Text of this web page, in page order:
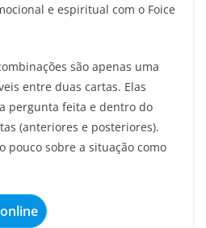
e espiritual com o Foice
são apenas uma
entre duas cartas. Elas
pergunta feita e dentro do
(anteriores e posteriores).
pouco sobre a situação como